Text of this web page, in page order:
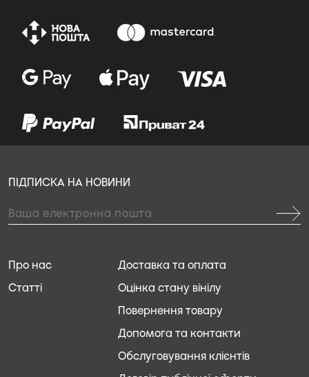
Доставка та оплата
Оцінка стану вінілу
Повернення товару
Допомога та контакти
Обслуговування клієнтів
Про нас
Статті
ПІДПИСКА НА НОВИНИ